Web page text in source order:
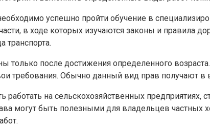
успешно пройти обучение в
в ходе которых изучаются законы и правила
транспорта.
только после достижения определенного
требования. Обычно данный вид прав получают в
на сельскохозяйственных предприятиях,
могут быть полезными для владельцев частных